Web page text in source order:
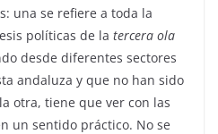
una se refiere a toda la
políticas de la tercera ola
desde diferentes sectores
andaluza y que no han sido
otra, tiene que ver con las
un sentido práctico. No se